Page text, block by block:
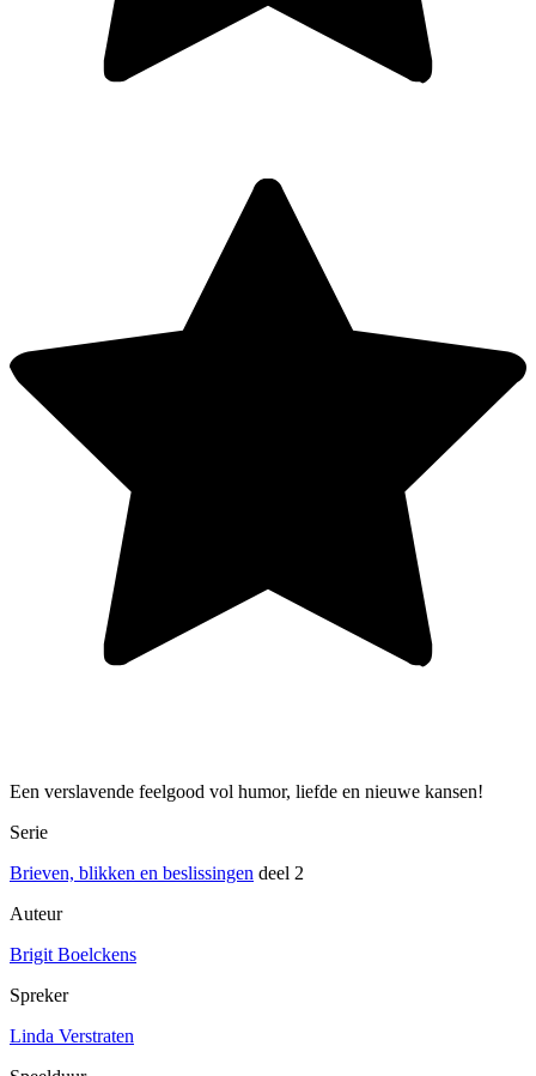
Een verslavende feelgood vol humor, liefde en nieuwe kansen!
Serie
Brieven, blikken en beslissingen deel 2
Auteur
Brigit Boelckens
Spreker
Linda Verstraten